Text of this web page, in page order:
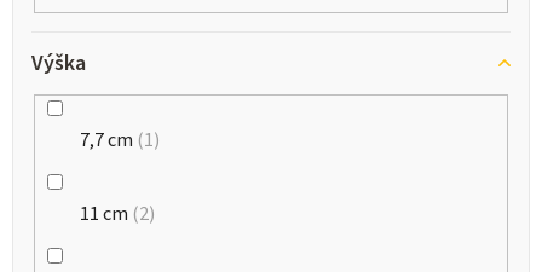
Výška
7,7 cm 1
11 cm 2